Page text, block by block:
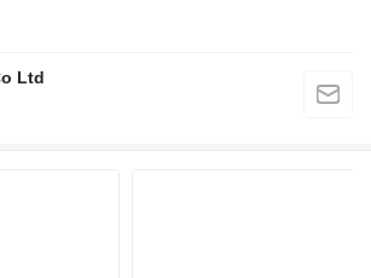
Ltd